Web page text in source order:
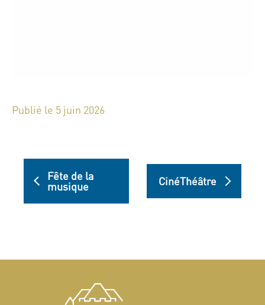
Publié le 5 juin 2026
Fête de la
musique CinéThéâtre